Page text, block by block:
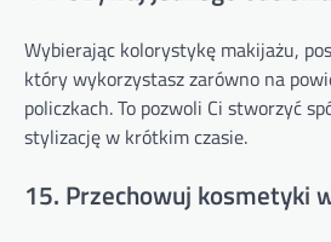
Wybierając kolorystykę makijażu,
który wykorzystasz zarówno na
policzkach. To pozwoli Ci stworzyć
stylizację w krótkim czasie.
15. Przechowuj kosmetyki